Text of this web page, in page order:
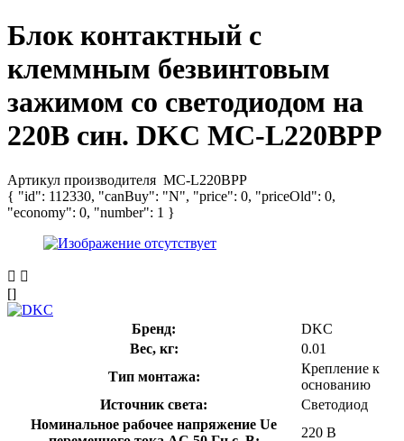
Блок контактный с
клеммным безвинтовым
зажимом со светодиодом на
220В син. DKC MC-L220BPP
Артикул производителя MC-L220BPP
{ "id": 112330, "canBuy": "N", "price": 0, "priceOld": 0,
"economy": 0, "number": 1 }
[]
Бренд:
DKC
Вес, кг:
0.01
Тип монтажа:
Крепление к
основанию
Источник света:
Светодиод
Номинальное рабочее напряжение Ue
220 В